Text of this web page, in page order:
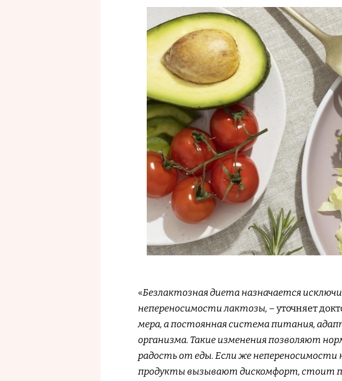
«Безлактозная диета назначается
непереносимости лактозы, – уточняет
мера, а постоянная система питания,
организма. Такие изменения позволяют
радость от еды. Если же
продукты вызывают дискомфорт, стоит